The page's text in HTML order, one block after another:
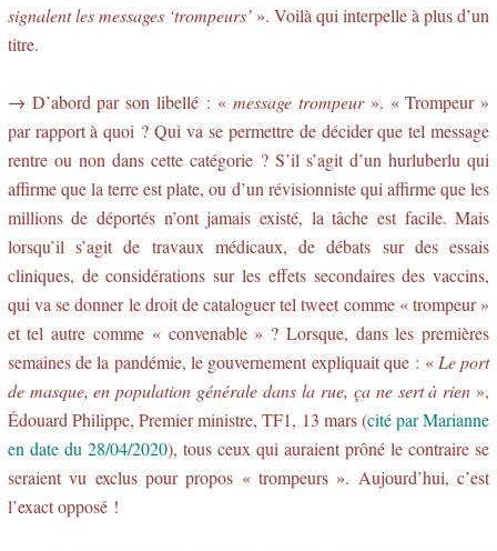
signalent les messages ‘trompeurs’». Voilà qui interpelle à plus d’un
titre.
→ D’abord par son libellé : « message trompeur». « Trompeur »
par rapport à quoi ? Qui va se permettre de décider que tel message
rentre ou non dans cette catégorie ? S’il s’agit d’un hurluberlu qui
affirme que la terre est plate, ou d’un révisionniste qui affirme que les
millions de déportés n’ont jamais existé, la tâche est facile. Mais
lorsqu’il s’agit de travaux médicaux, de débats sur des essais
cliniques, de considérations sur les effets secondaires des vaccins,
qui va se donner le droit de cataloguer tel tweet comme « trompeur »
et tel autre comme « convenable » ? Lorsque, dans les premières
semaines de la pandémie, le gouvernement expliquait que : « Le port
de masque, en population générale dans la rue, ça ne sert à rien »,
Édouard Philippe, Premier ministre, TF1, 13 mars (cité par Marianne
en date du 28/04/2020), tous ceux qui auraient prôné le contraire se
seraient vu exclus pour propos « trompeurs ». Aujourd’hui, c’est
l’exact opposé !